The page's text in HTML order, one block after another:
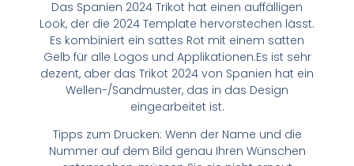
Das Spanien 2024 Trikot hat einen auffälligen
Look, der die 2024 Template hervorstechen lässt.
Es kombiniert ein sattes Rot mit einem satten
Gelb für alle Logos und Applikationen.Es ist sehr
dezent, aber das Trikot 2024 von Spanien hat ein
Wellen-/Sandmuster, das in das Design
eingearbeitet ist.
Tipps zum Drucken: Wenn der Name und die
Nummer auf dem Bild genau Ihren Wünschen